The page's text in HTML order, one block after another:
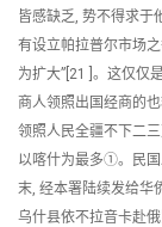
皆感缺乏, 势不得求于
有设立帕拉普尔市场
为扩大”[21 ]。这仅仅
商人领照出国经商的
领照人民全疆不下二
以喀什为最多①。民国
末, 经本署陆续发给华
乌什县依不拉音卡赴